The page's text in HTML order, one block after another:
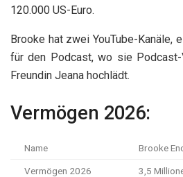
120.000 US-Euro.
Brooke hat zwei YouTube-Kanäle,
für den Podcast, wo sie
Freundin Jeana hochlädt.
Vermögen 2026:
Name Brooke
Vermögen 2026 3,5